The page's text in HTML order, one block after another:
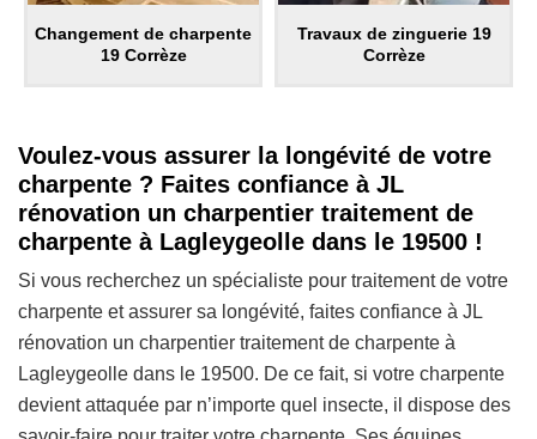
Changement de charpente
19 Corrèze
Travaux de zinguerie 19
Corrèze
Voulez-vous assurer la longévité de votre
charpente ? Faites confiance à JL
rénovation un charpentier traitement de
charpente à Lagleygeolle dans le 19500 !
Si vous recherchez un spécialiste pour traitement de votre
charpente et assurer sa longévité, faites confiance à JL
rénovation un charpentier traitement de charpente à
Lagleygeolle dans le 19500. De ce fait, si votre charpente
devient attaquée par n’importe quel insecte, il dispose des